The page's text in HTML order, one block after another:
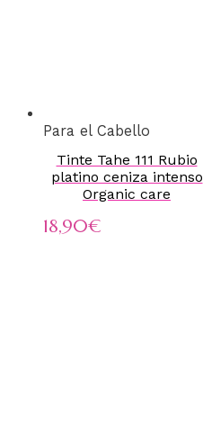
Para el Cabello
Tinte Tahe 111 Rubio
platino ceniza intenso
Organic care
18,90€